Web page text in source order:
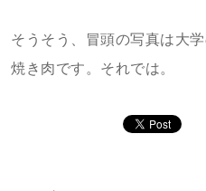
そうそう、冒頭の写真は大
焼き肉です。それでは。